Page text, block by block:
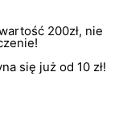
200zł, nie
się już od 10 zł!